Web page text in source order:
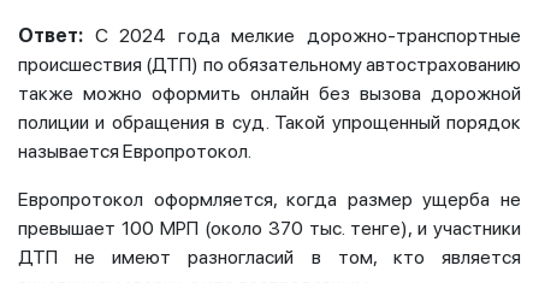
Ответ: С 2024 года мелкие дорожно-транспортные
происшествия (ДТП) по обязательному автострахованию
также можно оформить онлайн без вызова дорожной
полиции и обращения в суд. Такой упрощенный порядок
называется Европротокол.
Европротокол оформляется, когда размер ущерба не
превышает 100 МРП (около 370 тыс. тенге), и участники
ДТП не имеют разногласий в том, кто является